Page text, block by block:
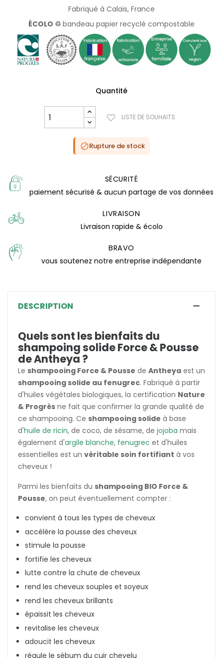
Fabriqué à Calais, France
ÉCOLO ♲ bandeau papier recyclé compostable
Quantité
LISTE DE SOUHAITS
Rupture de stock
SÉCURITÉ
paiement sécurisé & aucun partage de vos données
LIVRAISON
Livraison rapide & écolo
BRAVO
vous soutenez notre entreprise indépendante
DESCRIPTION
Quels sont les bienfaits du
shampoing solide Force & Pousse
de Antheya ?
Le shampooing Force & Pousse de Antheya est un
shampooing solide au fenugrec. Fabriqué à partir
d'huiles végétales biologiques, la certification Nature
& Progrès ne fait que confirmer la grande qualité de
ce shampooing. Ce shampooing solide à base
d'huile de ricin, de coco, de sésame, de jojoba mais
également d'argile blanche, fenugrec et d'huiles
essentielles est un véritable soin fortifiant à vos
cheveux !
Parmi les bienfaits du shampooing BIO Force &
Pousse, on peut éventuellement compter :
convient à tous les types de cheveux
accélère la pousse des cheveux
stimule la pousse
fortifie les cheveux
lutte contre la chute de cheveux
rend les cheveux souples et soyeux
rend les cheveux brillants
épaissit les cheveux
revitalise les cheveux
adoucit les cheveux
régule le sébum du cuir chevelu